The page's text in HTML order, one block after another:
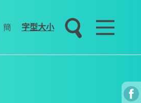
簡 字型大小